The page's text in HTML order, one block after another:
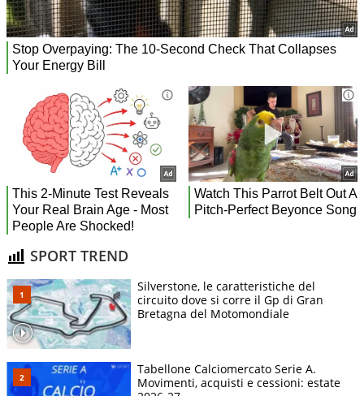
SPORT TREND
Silverstone, le caratteristiche del
circuito dove si corre il Gp di Gran
Bretagna del Motomondiale
Tabellone Calciomercato Serie A.
Movimenti, acquisti e cessioni: estate